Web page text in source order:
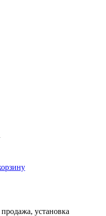
установка